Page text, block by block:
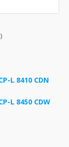
L 8410 CDN
L 8450 CDW